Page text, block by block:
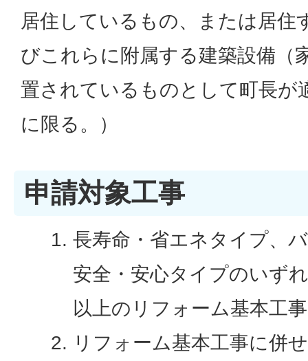
居住しているもの、または居住
びこれらに附属する建築設備（
置されているものとして町長が
に限る。）
申請対象工事
長寿命・省エネタイプ、
安全・安心タイプのいず
以上のリフォーム基本工事
リフォーム基本工事に併